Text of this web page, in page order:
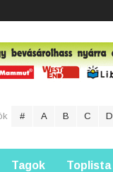
# A B C D
Tagok Toplista